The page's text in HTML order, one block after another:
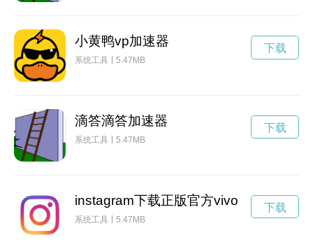
小黄鸭vp加速器
系统工具 5.47MB
下载
滴答滴答加速器
系统工具 5.47MB
下载
instagram下载正版官方vivo
系统工具 5.47MB
下载